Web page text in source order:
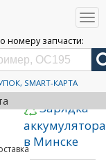
номеру запчасти:
SMART-КАРТА
> Автомобильные
товара: 567063
Зарядка
аккумулятора
в Минске